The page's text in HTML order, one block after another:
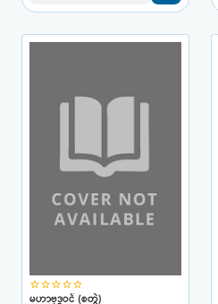
star_borderstar_borderstar_borderstar_borderstar_border
မဟာဗုဒ္ဓဝင် (စတွဲ)